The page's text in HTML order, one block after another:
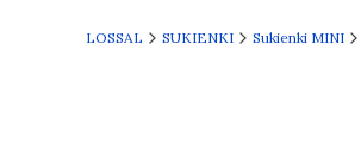
LOSSAL SUKIENKI Sukienki MINI